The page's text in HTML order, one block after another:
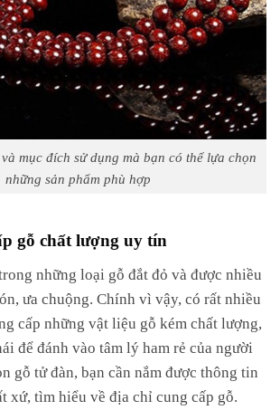
mục đích sử dụng mà bạn có thể lựa chọn
những sản phẩm phù hợp
gỗ chất lượng uy tín
những loại gỗ đắt đỏ và được nhiều
ưa chuộng. Chính vì vậy, có rất nhiều
cấp những vật liệu gỗ kém chất lượng,
để đánh vào tâm lý ham rẻ của người
gỗ tử đàn, bạn cần nắm được thông tin
xứ, tìm hiểu về địa chỉ cung cấp gỗ.